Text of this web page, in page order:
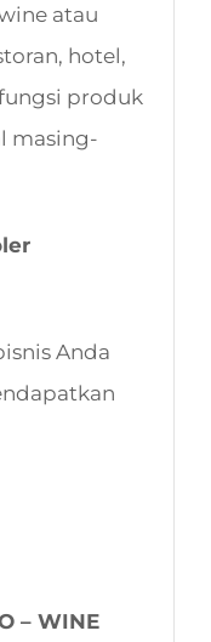
atau
hotel,
produk
masing-
Anda
– WINE